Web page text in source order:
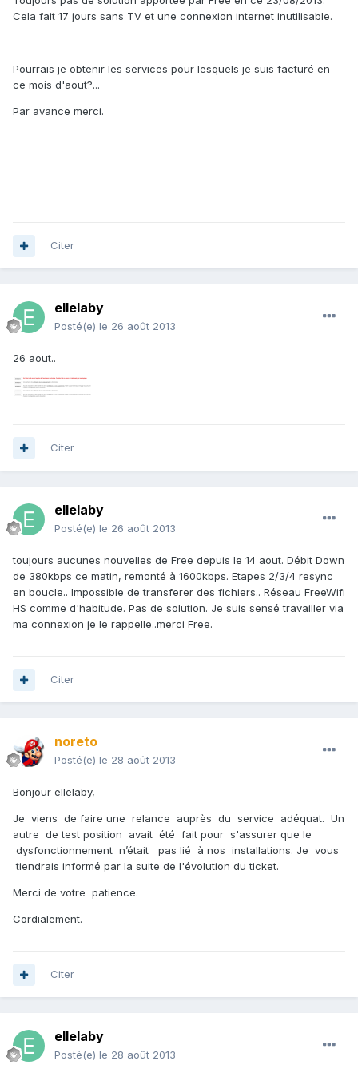
Cela fait 17 jours sans TV et une connexion internet inutilisable.
Pourrais je obtenir les services pour lesquels je suis facturé en
ce mois d'aout?...
Par avance merci.
Citer
ellelaby
Posté(e) le 26 août 2013
26 aout..
Citer
ellelaby
Posté(e) le 26 août 2013
toujours aucunes nouvelles de Free depuis le 14 aout. Débit Down
de 380kbps ce matin, remonté à 1600kbps. Etapes 2/3/4 resync
en boucle.. Impossible de transferer des fichiers.. Réseau FreeWifi
HS comme d'habitude. Pas de solution. Je suis sensé travailler via
ma connexion je le rappelle..merci Free.
Citer
noreto
Posté(e) le 28 août 2013
Bonjour ellelaby,
Je viens de faire une relance auprès du service adéquat. Un
autre de test position avait été fait pour s'assurer que le
dysfonctionnement n’était pas lié à nos installations. Je vous
tiendrais informé par la suite de l'évolution du ticket.
Merci de votre patience.
Cordialement.
Citer
ellelaby
Posté(e) le 28 août 2013